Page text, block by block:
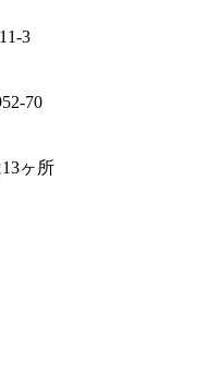
3
70
ヶ所